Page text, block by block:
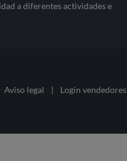
a diferentes actividades e
Aviso legal | Login vendedores